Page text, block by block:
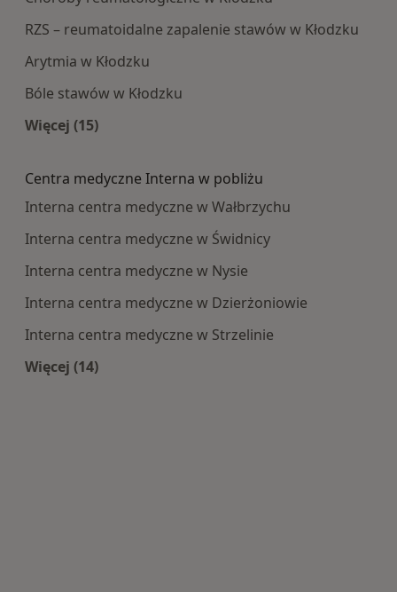
RZS – reumatoidalne zapalenie stawów w Kłodzku
Arytmia w Kłodzku
Bóle stawów w Kłodzku
Więcej (15)
Centra medyczne Interna w pobliżu
Interna centra medyczne w Wałbrzychu
Interna centra medyczne w Świdnicy
Interna centra medyczne w Nysie
Interna centra medyczne w Dzierżoniowie
Interna centra medyczne w Strzelinie
Więcej (14)